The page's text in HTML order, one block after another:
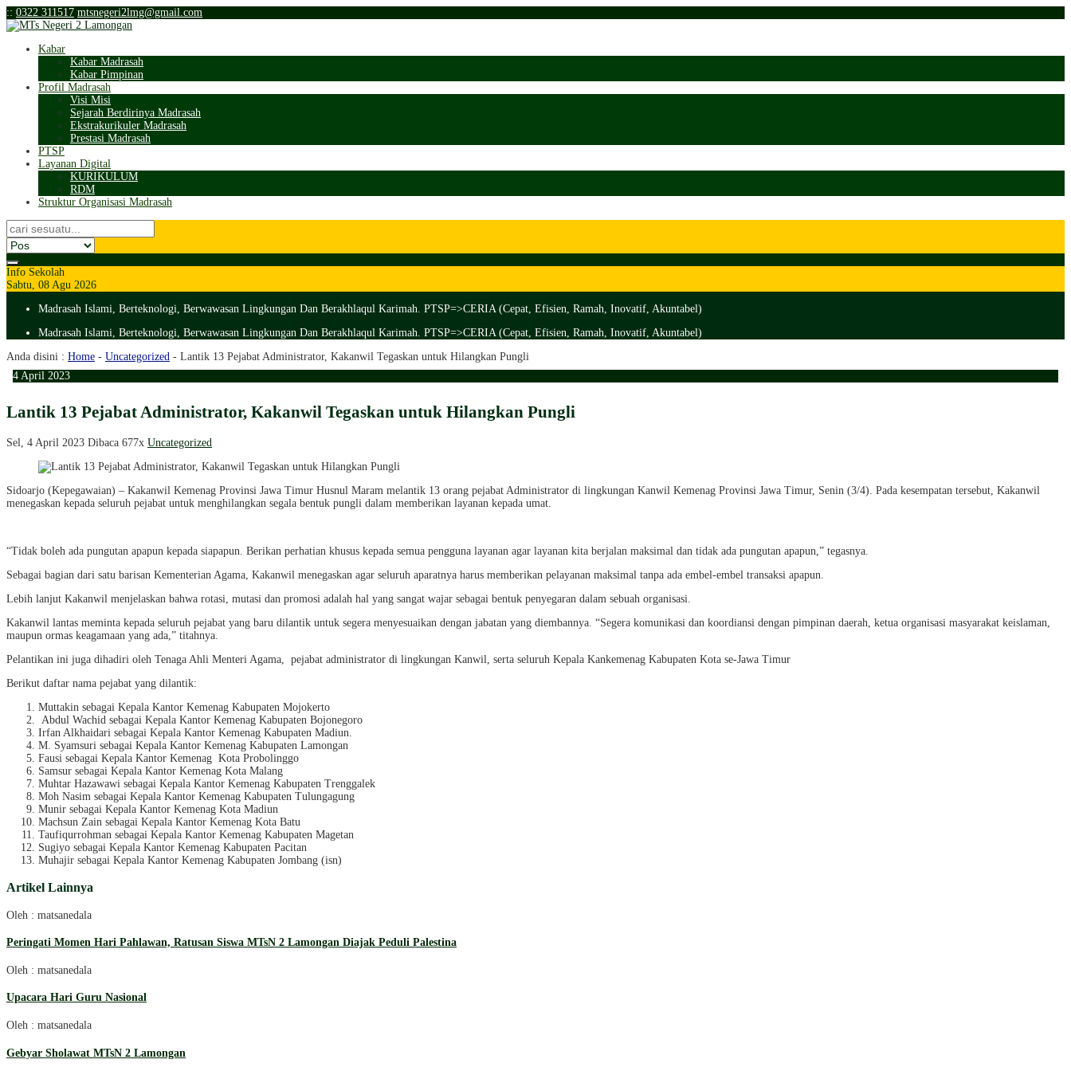
:: 0322 311517 mtsnegeri2lmg@gmail.com
Kabar
Kabar Madrasah
Kabar Pimpinan
Profil Madrasah
Visi Misi
Sejarah Berdirinya Madrasah
Ekstrakurikuler Madrasah
Prestasi Madrasah
PTSP
Layanan Digital
KURIKULUM
RDM
Struktur Organisasi Madrasah
Info Sekolah
Sabtu, 08 Agu 2026
Madrasah Islami, Berteknologi, Berwawasan Lingkungan Dan Berakhlaqul Karimah. PTSP=>CERIA (Cepat, Efisien, Ramah, Inovatif, Akuntabel)
Madrasah Islami, Berteknologi, Berwawasan Lingkungan Dan Berakhlaqul Karimah. PTSP=>CERIA (Cepat, Efisien, Ramah, Inovatif, Akuntabel)
Anda disini : Home - Uncategorized - Lantik 13 Pejabat Administrator, Kakanwil Tegaskan untuk Hilangkan Pungli
4 April 2023
Lantik 13 Pejabat Administrator, Kakanwil Tegaskan untuk Hilangkan Pungli
Sel, 4 April 2023 Dibaca 677x Uncategorized
Sidoarjo (Kepegawaian) – Kakanwil Kemenag Provinsi Jawa Timur Husnul Maram melantik 13 orang pejabat Administrator di lingkungan Kanwil Kemenag Provinsi Jawa Timur, Senin (3/4). Pada kesempatan tersebut, Kakanwil
menegaskan kepada seluruh pejabat untuk menghilangkan segala bentuk pungli dalam memberikan layanan kepada umat.
“Tidak boleh ada pungutan apapun kepada siapapun. Berikan perhatian khusus kepada semua pengguna layanan agar layanan kita berjalan maksimal dan tidak ada pungutan apapun,” tegasnya.
Sebagai bagian dari satu barisan Kementerian Agama, Kakanwil menegaskan agar seluruh aparatnya harus memberikan pelayanan maksimal tanpa ada embel-embel transaksi apapun.
Lebih lanjut Kakanwil menjelaskan bahwa rotasi, mutasi dan promosi adalah hal yang sangat wajar sebagai bentuk penyegaran dalam sebuah organisasi.
Kakanwil lantas meminta kepada seluruh pejabat yang baru dilantik untuk segera menyesuaikan dengan jabatan yang diembannya. “Segera komunikasi dan koordiansi dengan pimpinan daerah, ketua organisasi masyarakat keislaman,
maupun ormas keagamaan yang ada,” titahnya.
Pelantikan ini juga dihadiri oleh Tenaga Ahli Menteri Agama, pejabat administrator di lingkungan Kanwil, serta seluruh Kepala Kankemenag Kabupaten Kota se-Jawa Timur
Berikut daftar nama pejabat yang dilantik:
Muttakin sebagai Kepala Kantor Kemenag Kabupaten Mojokerto
Abdul Wachid sebagai Kepala Kantor Kemenag Kabupaten Bojonegoro
Irfan Alkhaidari sebagai Kepala Kantor Kemenag Kabupaten Madiun.
M. Syamsuri sebagai Kepala Kantor Kemenag Kabupaten Lamongan
Fausi sebagai Kepala Kantor Kemenag Kota Probolinggo
Samsur sebagai Kepala Kantor Kemenag Kota Malang
Muhtar Hazawawi sebagai Kepala Kantor Kemenag Kabupaten Trenggalek
Moh Nasim sebagai Kepala Kantor Kemenag Kabupaten Tulungagung
Munir sebagai Kepala Kantor Kemenag Kota Madiun
Machsun Zain sebagai Kepala Kantor Kemenag Kota Batu
Taufiqurrohman sebagai Kepala Kantor Kemenag Kabupaten Magetan
Sugiyo sebagai Kepala Kantor Kemenag Kabupaten Pacitan
Muhajir sebagai Kepala Kantor Kemenag Kabupaten Jombang (isn)
Artikel Lainnya
Oleh : matsanedala
Peringati Momen Hari Pahlawan, Ratusan Siswa MTsN 2 Lamongan Diajak Peduli Palestina
Oleh : matsanedala
Upacara Hari Guru Nasional
Oleh : matsanedala
Gebyar Sholawat MTsN 2 Lamongan